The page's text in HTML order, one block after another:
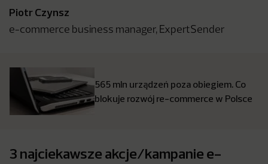
Piotr Czynsz
e-commerce business manager, ExpertSender
565 mln urządzeń poza obiegiem. Co
blokuje rozwój re-commerce w Polsce
3 najciekawsze akcje/kampanie e-